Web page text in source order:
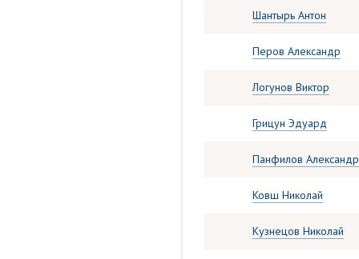
Шантырь Антон
Перов Александр
Логунов Виктор
Грицун Эдуард
Панфилов Александр
Ковш Николай
Кузнецов Николай